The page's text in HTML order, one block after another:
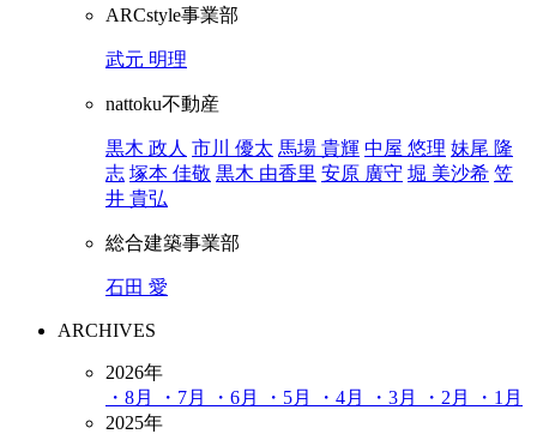
ARCstyle事業部
武元 明理
nattoku不動産
黒木 政人 市川 優太 馬場 貴輝 中屋 悠理 妹尾 隆
志 塚本 佳敬 黒木 由香里 安原 廣守 堀 美沙希 笠
井 貴弘
総合建築事業部
石田 愛
ARCHIVES
2026年
・8月
・7月 ・6月 ・5月 ・4月 ・3月 ・2月
・1月
2025年